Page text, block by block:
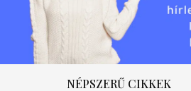
NÉPSZERŰ CIKKEK